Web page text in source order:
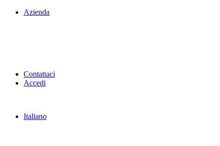
Azienda
Contattaci
Accedi
Italiano